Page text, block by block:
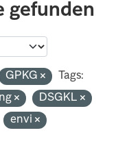
gefunden
GPKG
Tags:
DSGKL
envi